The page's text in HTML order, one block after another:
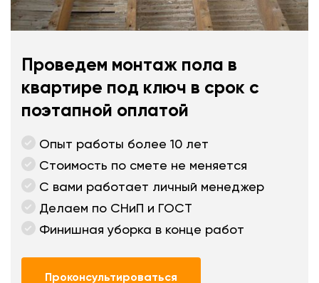
Проведем монтаж пола в
квартире под ключ в срок с
поэтапной оплатой
Опыт работы более 10 лет
Стоимость по смете не меняется
С вами работает личный менеджер
Делаем по СНиП и ГОСТ
Финишная уборка в конце работ
Проконсультироваться